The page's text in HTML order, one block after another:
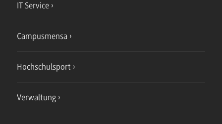
IT Service
Campusmensa
Hochschulsport
Verwaltung